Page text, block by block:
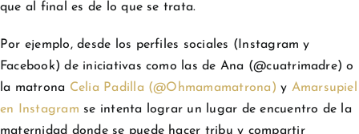
que al final es de lo que se trata.
Por ejemplo, desde los perfiles sociales (Instagram y
Facebook) de iniciativas como las de Ana (@cuatrimadre) o
la matrona Celia Padilla (@Ohmamamatrona) y Amarsupiel
en Instagram se intenta lograr un lugar de encuentro de la
maternidad donde se puede hacer tribu y compartir